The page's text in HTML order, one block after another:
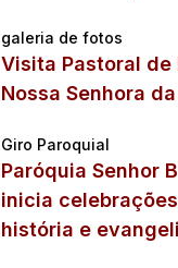
galeria de fotos
Visita Pastoral de
Nossa Senhora
Giro Paroquial
Paróquia Senhor
inicia
história e